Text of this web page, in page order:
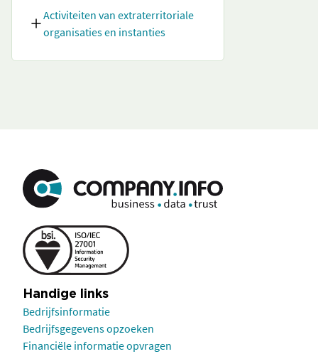
Activiteiten van extraterritoriale
organisaties en instanties
Handige links
Bedrijfsinformatie
Bedrijfsgegevens opzoeken
Financiële informatie opvragen